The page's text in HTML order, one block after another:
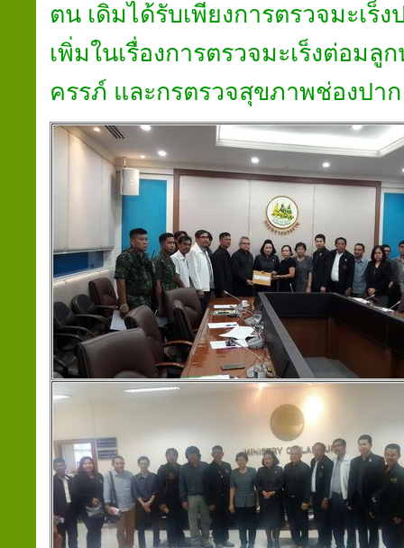
ตน เดิมได้รับเพียงการตรวจมะเร็
เพิ่มในเรื่องการตรวจมะเร็งต่อมลู
ครรภ์ และกรตรวจสุขภาพช่องปาก